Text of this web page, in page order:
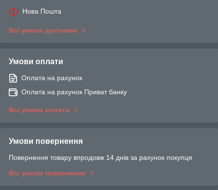
Нова Пошта
Всі умови доставки
Умови оплати
Оплата на рахунок
Оплата на рахунок Приват банку
Всі умови оплати
Умови повернення
Повернення товару впродовж 14 днів за рахунок покупця
Всі умови повернення